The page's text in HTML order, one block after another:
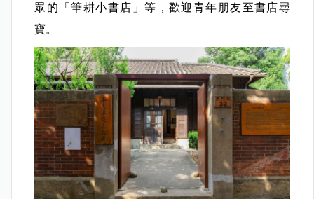
眾的「筆耕小書店」等，歡迎青年朋友至書店尋
寶。